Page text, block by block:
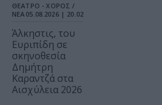
ΘΕΑΤΡΟ - ΧΟΡΟΣ /
ΝΕΑ 05.08.2026 | 20.02
Άλκηστις, του
Ευριπίδη σε
σκηνοθεσία
Δημήτρη
Καραντζά στα
Αισχύλεια 2026